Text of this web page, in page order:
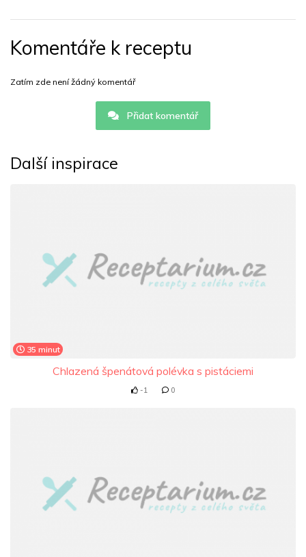
Komentáře k receptu
Zatím zde není žádný komentář
Přidat komentář
Další inspirace
35 minut
Chlazená špenátová polévka s pistáciemi
-1 0